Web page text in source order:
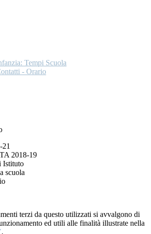
Tempi Scuola
- Orario
2018-19
Istituto
scuola
terzi da questo utilizzati si avvalgono di
ed utili alle finalità illustrate nella
.